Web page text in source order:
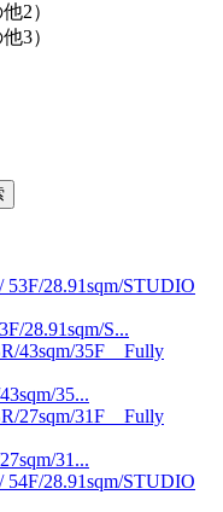
2）
3）
28.91sqm/S...
35...
31...